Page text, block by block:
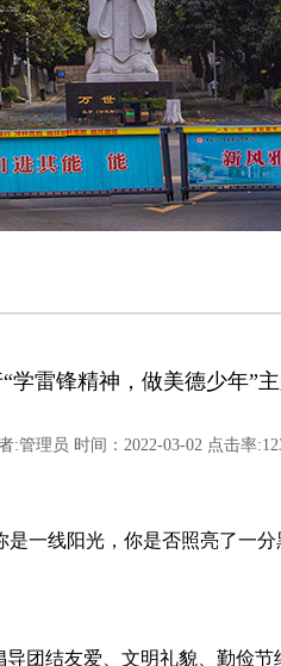
学雷锋精神，做美德少年”
:管理员 时间：2022-03-02 点击率
一线阳光，你是否照亮了一
导团结友爱、文明礼貌、勤俭